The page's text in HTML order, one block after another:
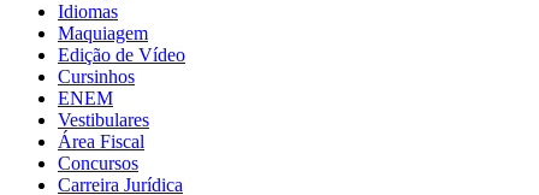
Idiomas
Maquiagem
Edição de Vídeo
Cursinhos
ENEM
Vestibulares
Área Fiscal
Concursos
Carreira Jurídica